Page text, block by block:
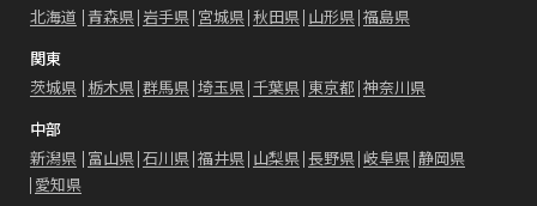
北海道 青森県 岩手県 宮城県 秋田県 山形県 福島県
関東
茨城県 栃木県 群馬県 埼玉県 千葉県 東京都 神奈川県
中部
新潟県 富山県 石川県 福井県 山梨県 長野県 岐阜県 静岡県
愛知県